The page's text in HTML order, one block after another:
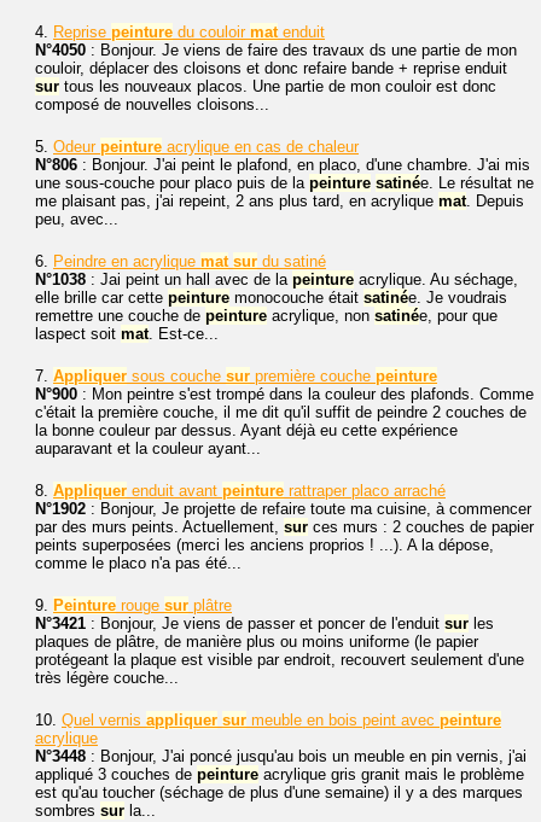
4. Reprise peinture du couloir matenduit
N°4050 : Bonjour. Je viens de faire des travaux ds une partie de mon
couloir, déplacer des cloisons et donc refaire bande + reprise enduit
sur tous les nouveaux placos. Une partie de mon couloir est donc
composé de nouvelles cloisons...
5. Odeur peinture acrylique en cas de chaleur
N°806 : Bonjour. J'ai peint le plafond, en placo, d'une chambre. J'ai mis
une sous-couche pour placo puis de la peinture satinée. Le résultat ne
me plaisant pas, j'ai repeint, 2 ans plus tard, en acrylique mat. Depuis
peu, avec...
6. Peindre en acrylique mat sur du satiné
N°1038 : Jai peint un hall avec de la peinture acrylique. Au séchage,
elle brille car cette peinture monocouche était satinée. Je voudrais
remettre une couche de peinture acrylique, non satinée, pour que
laspect soit mat. Est-ce...
7. Appliquer sous couche sur première couche peinture
N°900 : Mon peintre s'est trompé dans la couleur des plafonds. Comme
c'était la première couche, il me dit qu'il suffit de peindre 2 couches de
la bonne couleur par dessus. Ayant déjà eu cette expérience
auparavant et la couleur ayant...
8. Appliquer enduit avant peinture rattraper placo arraché
N°1902 : Bonjour, Je projette de refaire toute ma cuisine, à commencer
par des murs peints. Actuellement, sur ces murs : 2 couches de papier
peints superposées (merci les anciens proprios ! ...). A la dépose,
comme le placo n'a pas été...
9. Peinture rouge sur plâtre
N°3421 : Bonjour, Je viens de passer et poncer de l'enduit sur les
plaques de plâtre, de manière plus ou moins uniforme (le papier
protégeant la plaque est visible par endroit, recouvert seulement d'une
très légère couche...
10. Quel vernis appliquer sur meuble en bois peint avec peinture
acrylique
N°3448 : Bonjour, J'ai poncé jusqu'au bois un meuble en pin vernis, j'ai
appliqué 3 couches de peinture acrylique gris granit mais le problème
est qu'au toucher (séchage de plus d'une semaine) il y a des marques
sombres sur la...